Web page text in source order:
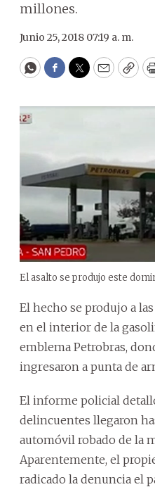
millones.
Junio 25, 2018 07:19 a. m.
WhatsApp
Facebook
Twitter
Email
El asalto se produjo este
El hecho se produjo a
en el interior de la
emblema Petrobras,
ingresaron a punta de
El informe policial
delincuentes llegaron
automóvil robado de la
Aparentemente, el
radicado la denuncia el